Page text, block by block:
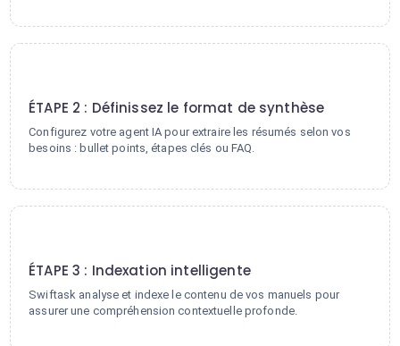
ÉTAPE 2 : Définissez le format de synthèse
Configurez votre agent IA pour extraire les résumés selon vos
besoins : bullet points, étapes clés ou FAQ.
ÉTAPE 3 : Indexation intelligente
Swiftask analyse et indexe le contenu de vos manuels pour
assurer une compréhension contextuelle profonde.